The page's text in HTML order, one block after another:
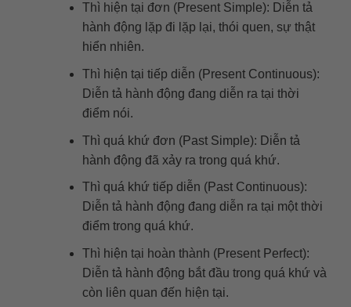
Thì hiện tại đơn (Present Simple): Diễn tả
hành động lặp đi lặp lại, thói quen, sự thật
hiển nhiên.
Thì hiện tại tiếp diễn (Present Continuous):
Diễn tả hành động đang diễn ra tại thời
điểm nói.
Thì quá khứ đơn (Past Simple): Diễn tả
hành động đã xảy ra trong quá khứ.
Thì quá khứ tiếp diễn (Past Continuous):
Diễn tả hành động đang diễn ra tại một thời
điểm trong quá khứ.
Thì hiện tại hoàn thành (Present Perfect):
Diễn tả hành động bắt đầu trong quá khứ và
còn liên quan đến hiện tại.